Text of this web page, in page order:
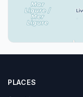
PLACES